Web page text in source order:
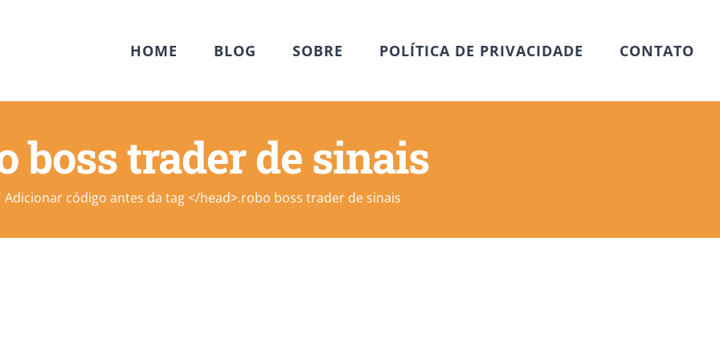
HOME BLOG SOBRE POLÍTICA DE PRIVACIDADE CONTATO
boss trader de sinais
Adicionar código antes da tag </head>.robo boss trader de sinais